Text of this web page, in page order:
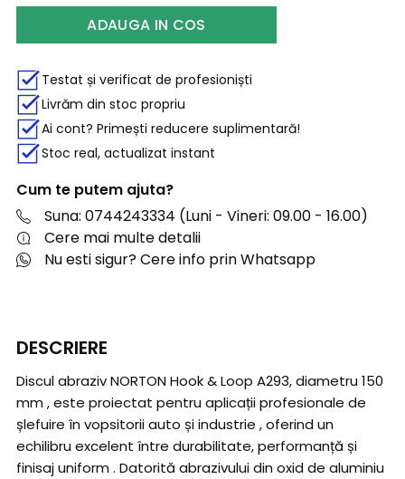
ADAUGA IN COS
Testat și verificat de profesioniști
Livrăm din stoc propriu
Ai cont? Primești reducere suplimentară!
Stoc real, actualizat instant
Cum te putem ajuta?
Suna: 0744243334 (Luni - Vineri: 09.00 - 16.00)
Cere mai multe detalii
Nu esti sigur? Cere info prin Whatsapp
DESCRIERE
Discul abraziv NORTON Hook & Loop A293, diametru 150
mm , este proiectat pentru aplicații profesionale de
șlefuire în vopsitorii auto și industrie , oferind un
echilibru excelent între durabilitate, performanță și
finisaj uniform . Datorită abrazivului din oxid de aluminiu